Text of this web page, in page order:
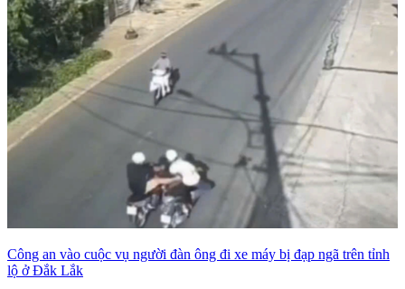
Công an vào cuộc vụ người đàn ông đi xe máy bị đạp ngã trên tỉnh
lộ ở Đắk Lắk